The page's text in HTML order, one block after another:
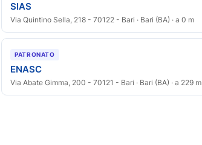
SIAS
Via Quintino Sella, 218 - 70122 - Bari · Bari (BA) · a 0 m
PATRONATO
ENASC
Via Abate Gimma, 200 - 70121 - Bari · Bari (BA) · a 229 m